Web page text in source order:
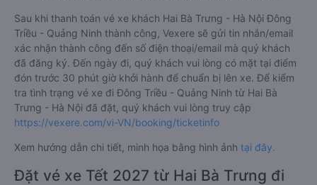
Sau khi thanh toán vé xe khách Hai Bà Trưng - Hà Nội Đông
Triều - Quảng Ninh thành công, Vexere sẽ gửi tin nhắn/email
xác nhận thành công đến số điện thoại/email mà quý khách
đã đăng ký. Đến ngày đi, quý khách vui lòng có mặt tại điểm
đón trước 30 phút giờ khởi hành để chuẩn bị lên xe. Để kiểm
tra tình trạng vé xe đi Đông Triều - Quảng Ninh từ Hai Bà
Trưng - Hà Nội đã đặt, quý khách vui lòng truy cập
https://vexere.com/vi-VN/booking/ticketinfo
Xem hướng dẫn chi tiết, minh họa bằng hình ảnh tại đây.
Đặt vé xe Tết 2027 từ Hai Bà Trưng đi